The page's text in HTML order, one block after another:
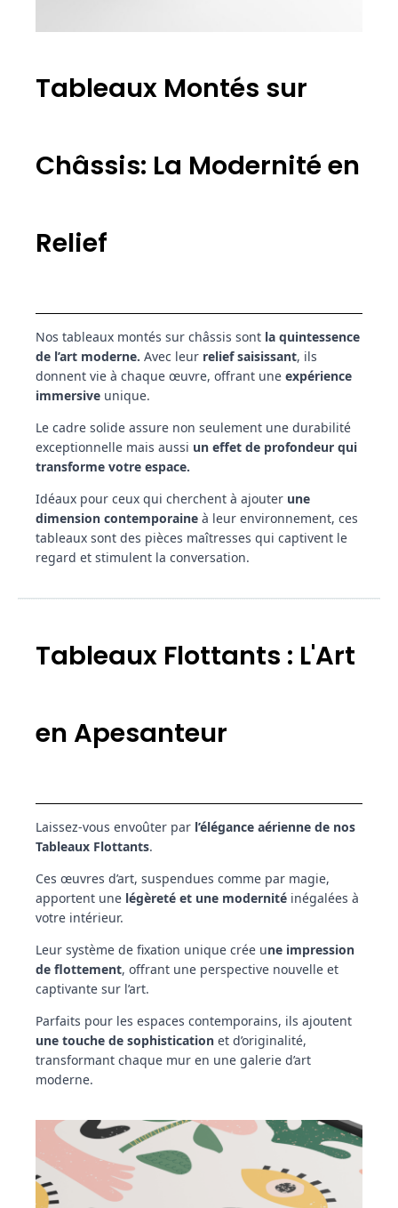
Tableaux Montés sur
Châssis: La Modernité en
Relief
Nos tableaux montés sur châssis sont la quintessence
de l’art moderne. Avec leur relief saisissant, ils
donnent vie à chaque œuvre, offrant une expérience
immersive unique.
Le cadre solide assure non seulement une durabilité
exceptionnelle mais aussi un effet de profondeur qui
transforme votre espace.
Idéaux pour ceux qui cherchent à ajouter une
dimension contemporaine à leur environnement, ces
tableaux sont des pièces maîtresses qui captivent le
regard et stimulent la conversation.
Tableaux Flottants : L'Art
en Apesanteur
Laissez-vous envoûter par l’élégance aérienne de nos
Tableaux Flottants.
Ces œuvres d’art, suspendues comme par magie,
apportent une légèreté et une modernité inégalées à
votre intérieur.
Leur système de fixation unique crée une impression
de flottement, offrant une perspective nouvelle et
captivante sur l’art.
Parfaits pour les espaces contemporains, ils ajoutent
une touche de sophistication et d’originalité,
transformant chaque mur en une galerie d’art
moderne.